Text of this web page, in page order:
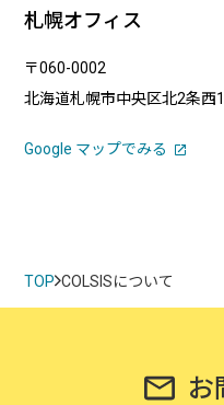
札幌オフィス
〒060-0002
北海道札幌市中央区北2条西
Google マップでみる
TOP COLSISについて
お